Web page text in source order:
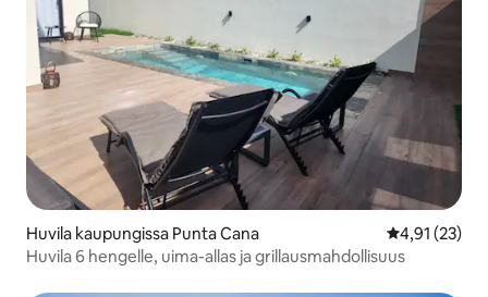
Huvila kaupungissa Punta Cana
4,91 (23)
Huvila 6 hengelle, uima-allas ja grillausmahdollisuus